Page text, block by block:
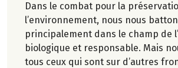
Dans le combat pour la
l’environnement, nous nous
principalement dans le champ de
biologique et responsable. Mais
tous ceux qui sont sur d’autres